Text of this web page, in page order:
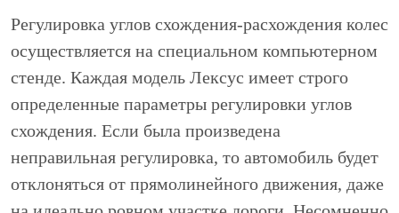
Регулировка углов схождения-расхождения колес
осуществляется на специальном компьютерном
стенде. Каждая модель Лексус имеет строго
определенные параметры регулировки углов
схождения. Если была произведена
неправильная регулировка, то автомобиль будет
отклоняться от прямолинейного движения, даже